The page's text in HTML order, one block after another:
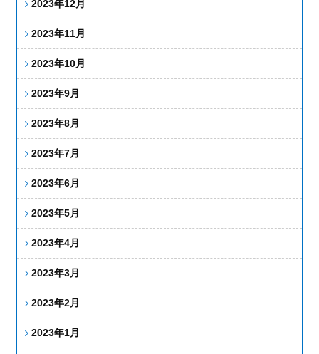
2023年12月
2023年11月
2023年10月
2023年9月
2023年8月
2023年7月
2023年6月
2023年5月
2023年4月
2023年3月
2023年2月
2023年1月